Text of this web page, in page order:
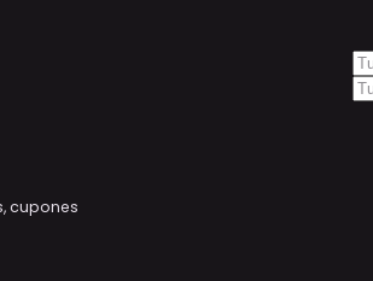
cupones